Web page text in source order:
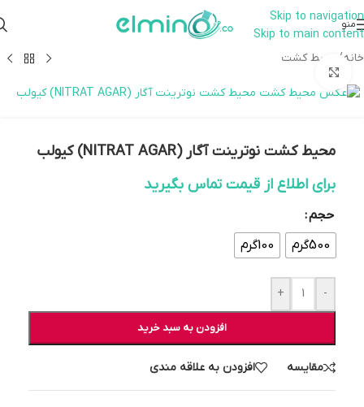
Skip to navigation
Skip to main content
منو
خانه/ محیط کشت
محیط کشت نوترینت آگار (NITRAT AGAR) کیولب
برای اطلاع از قیمت تماس بگیرید
حجم
500گرم
100گرم
-
+
افزودن به سبد خرید
مقایسه افزودن به علاقه مندی
همراهان علمینو به علت نوسانات
قیمت سفارش های خود را در واتساپ
ثبت کنید یا تماس بگیرید.
ارتباط در واتساپ